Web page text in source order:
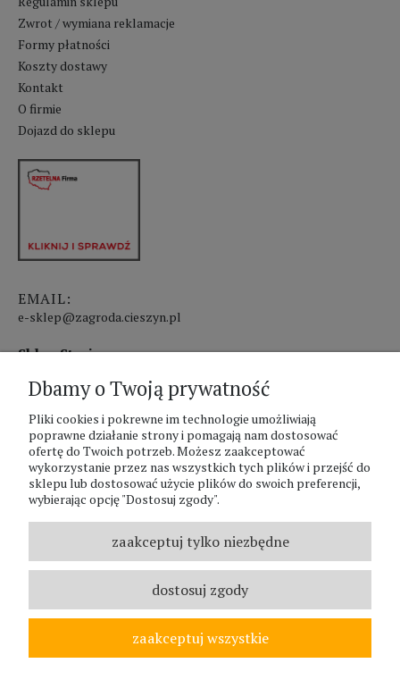
Zwrot / wymiana reklamacje
Formy płatności
Koszty dostawy
Kontakt
O firmie
Dojazd do sklepu
EMAIL:
e-sklep@zagroda.cieszyn.pl
Sklep Stacjonarny czynny:
pon.-pt. 8:00 - 17:00
sobota 8:00 - 13:00
PHU Zagroda A.Szlaur
ZAGRODA Centrum Ogrodnicze
UL. Hallera 116A
REGON: 070797952
NIP: 5481587807
© ZAGRODA.CIESZYN.PL
WSZELKIE PRAWA ZASTRZEŻONE.
Dbamy o Twoją prywatność
Pliki cookies i pokrewne im technologie umożliwiają
poprawne działanie strony i pomagają nam dostosować
ofertę do Twoich potrzeb. Możesz zaakceptować
wykorzystanie przez nas wszystkich tych plików i przejść do
sklepu lub dostosować użycie plików do swoich preferencji,
wybierając opcję "Dostosuj zgody".
zaakceptuj tylko niezbędne
dostosuj zgody
zaakceptuj wszystkie